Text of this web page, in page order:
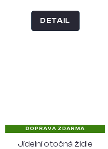
DETAIL
DOPRAVA ZDARMA
Jídelní otočná židle